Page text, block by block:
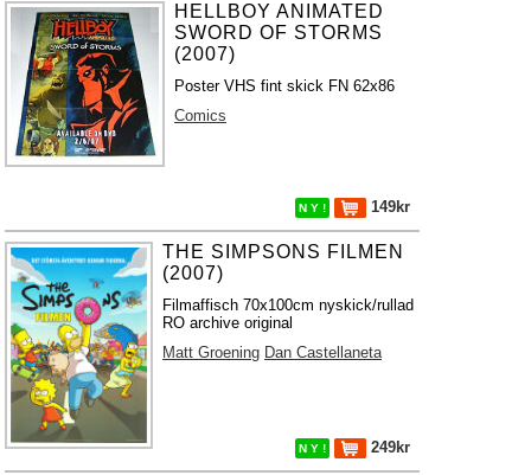
HELLBOY ANIMATED
SWORD OF STORMS
(2007)
Poster VHS fint skick FN 62x86
Comics
N Y ! 149kr
THE SIMPSONS FILMEN
(2007)
Filmaffisch 70x100cm nyskick/rullad
RO archive original
Matt Groening Dan Castellaneta
N Y ! 249kr